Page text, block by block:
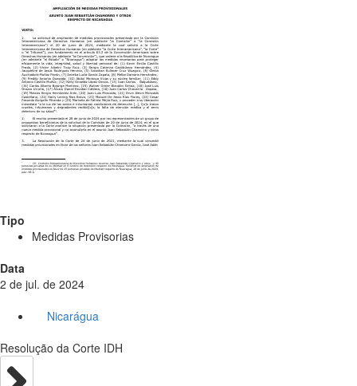
Tipo
Medidas Provisorias
Data
2 de jul. de 2024
Nicarágua
Resolução da Corte IDH